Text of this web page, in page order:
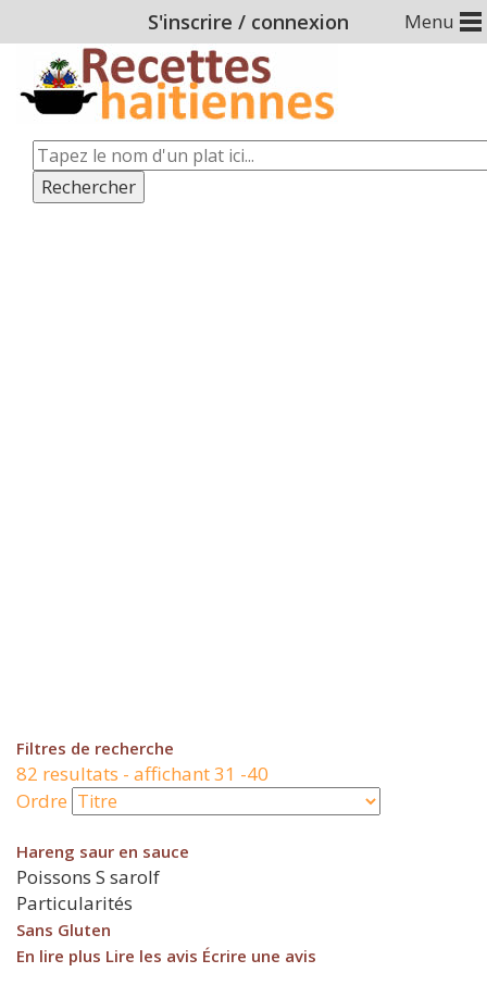
Menu
S'inscrire / connexion
Rechercher
Filtres de recherche
82 resultats - affichant 31 -40
Ordre
Hareng saur en sauce
Poissons S sarolf
Particularités
Sans Gluten
En lire plus Lire les avis Écrire une avis